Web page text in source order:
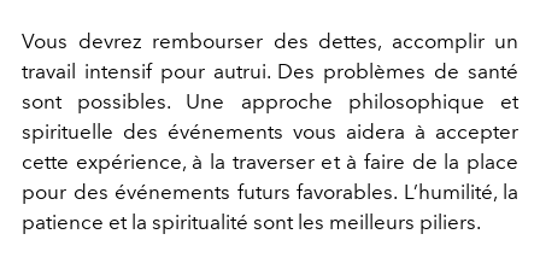
Vous devrez rembourser des dettes, accomplir un
travail intensif pour autrui. Des problèmes de santé
sont possibles. Une approche philosophique et
spirituelle des événements vous aidera à accepter
cette expérience, à la traverser et à faire de la place
pour des événements futurs favorables. L’humilité, la
patience et la spiritualité sont les meilleurs piliers.